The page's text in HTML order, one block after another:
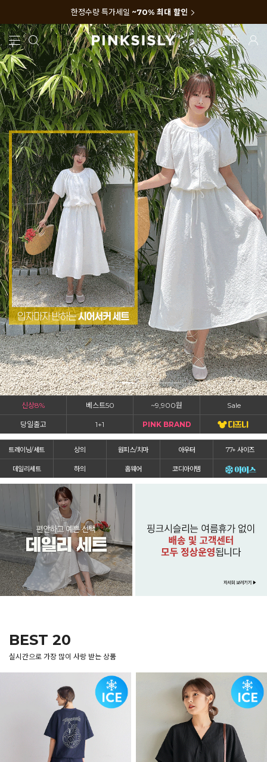
한정수량 특가세일 ~70% 최대 할인
신상8% 베스트50 ~9,900원 Sale
당일출고 1+1 PINK BRAND
트레이닝/세트 상의 원피스/치마 아우터 77+ 사이즈
데일리세트 하의 홈웨어 코디아이템
BEST 20
실시간으로 가장 많이 사랑 받는 상품